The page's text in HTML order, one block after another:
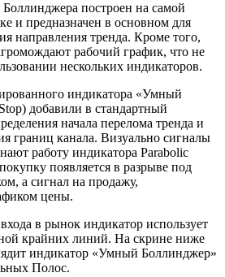
построен на самой
и предназначен в основном для
направления тренда. Кроме того,
рабочий график, что не
нескольких индикаторов.
индикатора «Умный
добавили в стандартный
начала перелома тренда и
границ канала. Визуально сигналы
работу индикатора Parabolic
появляется в разрыве под
а сигнал на продажу,
цены.
в рынок индикатор использует
крайних линий. На скрине ниже
индикатор «Умный Боллинджер»
Полос.